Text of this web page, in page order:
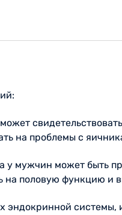
на проблемы с
мужчин может быть
на половую функцию и
системы,